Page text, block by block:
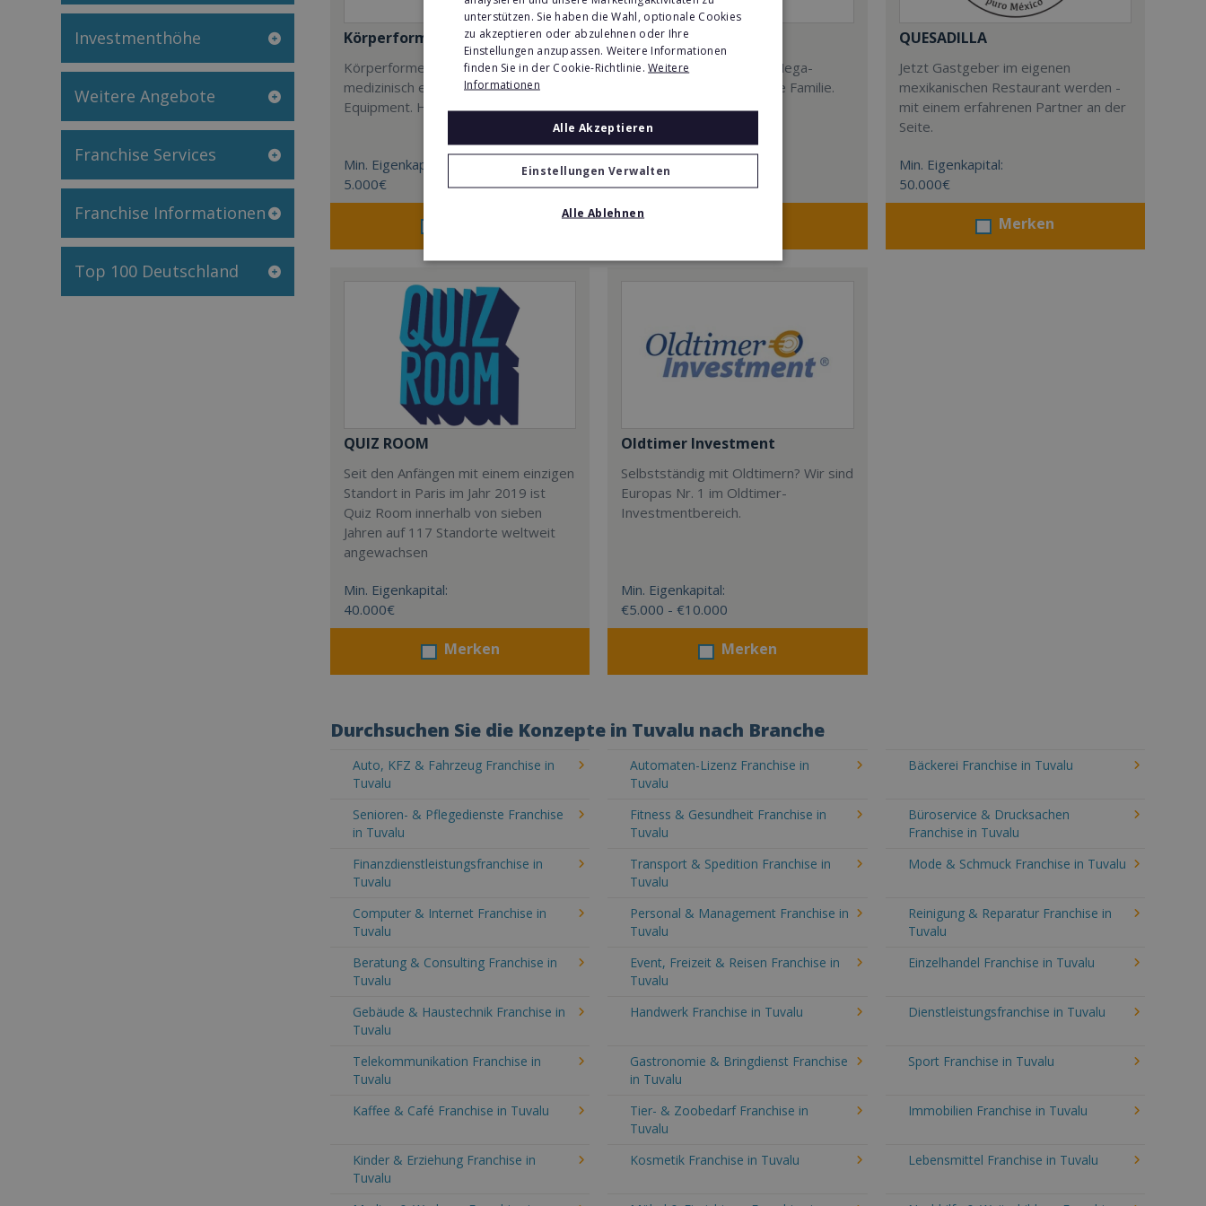
Investmenthöhe
Weitere Angebote
Franchise Services
Franchise Informationen
Top 100 Deutschland
Körperformen EMS
Körperformen - Erfolg mit
medizinisch erprobtem EMS-
Equipment. Hier mehr erfahren
Min. Eigenkapital:
5.000€
Mindways 3D TrickArt
3D TrickArt ist der neue Mega-
Freizeittrend für die ganze Familie.
Min. Eigenkapital:
100.000€
QUESADILLA
Jetzt Gastgeber im eigenen
mexikanischen Restaurant werden -
mit einem erfahrenen Partner an der
Seite.
Min. Eigenkapital:
50.000€
Merken
QUIZ ROOM
Seit den Anfängen mit einem einzigen
Standort in Paris im Jahr 2019 ist
Quiz Room innerhalb von sieben
Jahren auf 117 Standorte weltweit
angewachsen
Min. Eigenkapital:
40.000€
Merken
Oldtimer Investment
Selbstständig mit Oldtimern? Wir sind
Europas Nr. 1 im Oldtimer-
Investmentbereich.
Min. Eigenkapital:
€5.000 - €10.000
Merken
Durchsuchen Sie die Konzepte in Tuvalu nach Branche
Auto, KFZ & Fahrzeug Franchise in
Tuvalu
Automaten-Lizenz Franchise in
Tuvalu
Bäckerei Franchise in Tuvalu
Senioren- & Pflegedienste Franchise
in Tuvalu
Fitness & Gesundheit Franchise in
Tuvalu
Büroservice & Drucksachen
Franchise in Tuvalu
Finanzdienstleistungsfranchise in
Tuvalu
Transport & Spedition Franchise in
Tuvalu
Mode & Schmuck Franchise in Tuvalu
Computer & Internet Franchise in
Tuvalu
Personal & Management Franchise in
Tuvalu
Reinigung & Reparatur Franchise in
Tuvalu
Beratung & Consulting Franchise in
Tuvalu
Event, Freizeit & Reisen Franchise in
Tuvalu
Einzelhandel Franchise in Tuvalu
Gebäude & Haustechnik Franchise in
Tuvalu
Handwerk Franchise in Tuvalu Dienstleistungsfranchise in Tuvalu
Telekommunikation Franchise in
Tuvalu
Gastronomie & Bringdienst Franchise
in Tuvalu
Sport Franchise in Tuvalu
Kaffee & Café Franchise in Tuvalu
Tier- & Zoobedarf Franchise in
Tuvalu
Immobilien Franchise in Tuvalu
Kinder & Erziehung Franchise in
Tuvalu
Kosmetik Franchise in Tuvalu Lebensmittel Franchise in Tuvalu
unterstützen. Sie haben die Wahl, optionale Cookies
zu akzeptieren oder abzulehnen oder Ihre
Einstellungen anzupassen. Weitere Informationen
finden Sie in der Cookie-Richtlinie.Weitere
Informationen
Alle Akzeptieren
Einstellungen Verwalten
Alle Ablehnen